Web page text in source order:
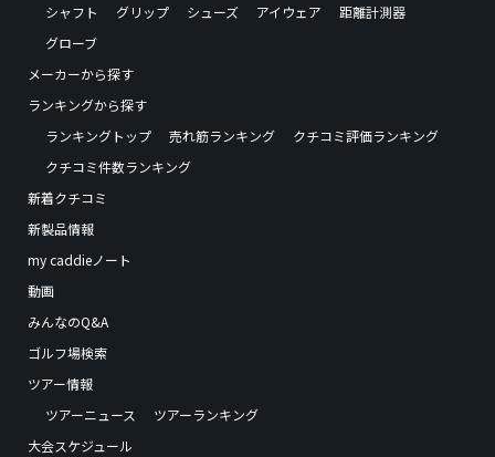
シャフト
グリップ シューズ アイウェア
距離計測器
グローブ
メーカーから探す
ランキングから探す
ランキングトップ
売れ筋ランキング
クチコミ評価ランキング
クチコミ件数ランキング
新着クチコミ
新製品情報
my caddieノート
動画
みんなのQ&A
ゴルフ場検索
ツアー情報
ツアーニュース
ツアーランキング
大会スケジュール